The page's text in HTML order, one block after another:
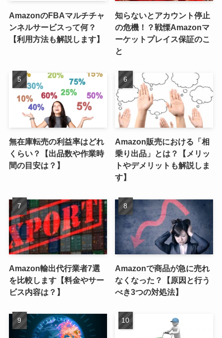
AmazonのFBAマルチチャ
ンネルサービスって何？
【利用方法も解説します】
知らないとアカウント停止
の危機！？戦慄Amazonマ
ーケットプレイス保証のこ
と
無在庫転売の利益率はどれ
くらい？【出品数や作業時
間の目安は？】
Amazon販売における「相
乗り出品」とは？【メリッ
トやデメリットも解説しま
す】
Amazon輸出代行業者7選
を比較します【料金やサー
ビス内容は？】
Amazonで商品が急に売れ
なくなった？【原因と行う
べき3つの対処法】